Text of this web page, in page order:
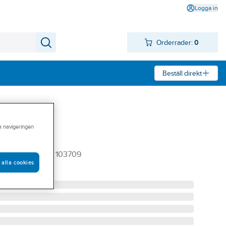
Logga in
Orderrader: 0
Beställ direkt
TILL 74332915 103709
navigeringen
alla cookies